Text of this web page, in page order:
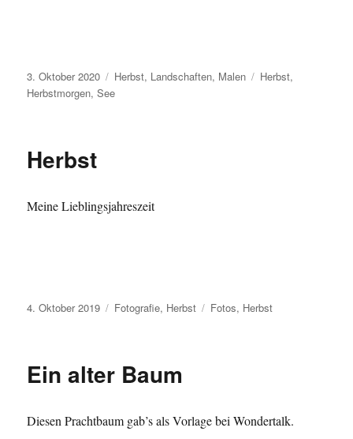
Veröffentlicht
am
3. Oktober 2020 Kategorien
Herbst, Landschaften, Malen Schlagwörter
Herbst,
Herbstmorgen,See
Herbst
Meine Lieblingsjahreszeit
Veröffentlicht
4. Oktober 2019 Kategorien
Fotografie, Herbst Schlagwörter
Fotos, Herbst
Ein alter Baum
Diesen Prachtbaum gab’s als Vorlage bei Wondertalk.